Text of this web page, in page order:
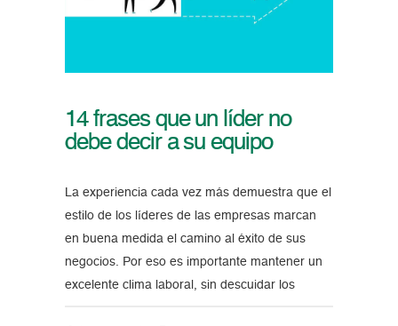
14 frases que un líder no
debe decir a su equipo
La experiencia cada vez más demuestra que el
estilo de los líderes de las empresas marcan
en buena medida el camino al éxito de sus
negocios. Por eso es importante mantener un
excelente clima laboral, sin descuidar los